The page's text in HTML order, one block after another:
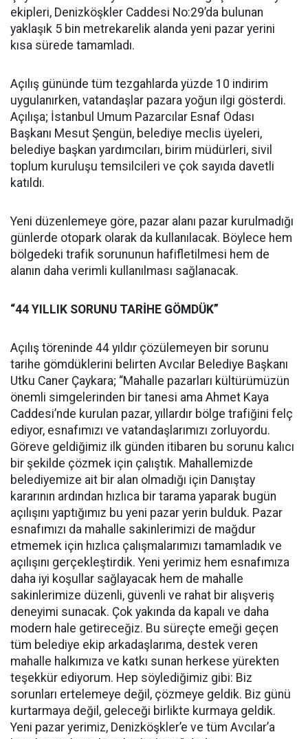
ekipleri, Denizköşkler Caddesi No:29’da bulunan
yaklaşık 5 bin metrekarelik alanda yeni pazar yerini
kısa sürede tamamladı.
Açılış gününde tüm tezgahlarda yüzde 10 indirim
uygulanırken, vatandaşlar pazara yoğun ilgi gösterdi.
Açılışa; İstanbul Umum Pazarcılar Esnaf Odası
Başkanı Mesut Şengün, belediye meclis üyeleri,
belediye başkan yardımcıları, birim müdürleri, sivil
toplum kuruluşu temsilcileri ve çok sayıda davetli
katıldı.
Yeni düzenlemeye göre, pazar alanı pazar kurulmadığı
günlerde otopark olarak da kullanılacak. Böylece hem
bölgedeki trafik sorununun hafifletilmesi hem de
alanın daha verimli kullanılması sağlanacak.
“44 YILLIK SORUNU TARİHE GÖMDÜK”
Açılış töreninde 44 yıldır çözülemeyen bir sorunu
tarihe gömdüklerini belirten Avcılar Belediye Başkanı
Utku Caner Çaykara; “Mahalle pazarları kültürümüzün
önemli simgelerinden bir tanesi ama Ahmet Kaya
Caddesi’nde kurulan pazar, yıllardır bölge trafiğini felç
ediyor, esnafımızı ve vatandaşlarımızı zorluyordu.
Göreve geldiğimiz ilk günden itibaren bu sorunu kalıcı
bir şekilde çözmek için çalıştık. Mahallemizde
belediyemize ait bir alan olmadığı için Danıştay
kararının ardından hızlıca bir tarama yaparak bugün
açılışını yaptığımız bu yeni pazar yerin bulduk. Pazar
esnafımızı da mahalle sakinlerimizi de mağdur
etmemek için hızlıca çalışmalarımızı tamamladık ve
açılışını gerçekleştirdik. Yeni yerimiz hem esnafımıza
daha iyi koşullar sağlayacak hem de mahalle
sakinlerimize düzenli, güvenli ve rahat bir alışveriş
deneyimi sunacak. Çok yakında da kapalı ve daha
modern hale getireceğiz. Bu süreçte emeği geçen
tüm belediye ekip arkadaşlarıma, destek veren
mahalle halkımıza ve katkı sunan herkese yürekten
teşekkür ediyorum. Hep söylediğimiz gibi: Biz
sorunları ertelemeye değil, çözmeye geldik. Biz günü
kurtarmaya değil, geleceği birlikte kurmaya geldik.
Yeni pazar yerimiz, Denizköşkler’e ve tüm Avcılar’a